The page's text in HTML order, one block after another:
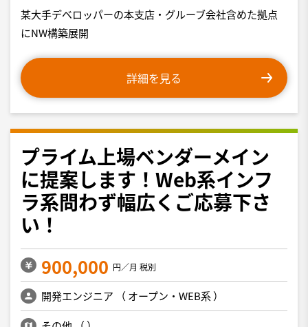
某大手デベロッパーの本支店・グルーブ会社含めた拠点
にNW構築展開
詳細を見る
プライム上場ベンダーメイン
に提案します！Web系インフ
ラ系問わず幅広くご応募下さ
い！
900,000 円／月 税別
開発エンジニア （ オープン・WEB系）